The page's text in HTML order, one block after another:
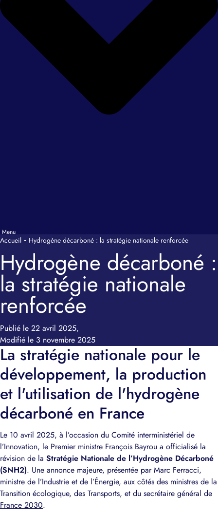
Accueil Hydrogène décarboné : la stratégie nationale renforcée
Hydrogène décarboné :
la stratégie nationale
renforcée
Publié le 22 avril 2025,
Modifié le 3 novembre 2025
La stratégie nationale pour le
développement, la production
et l'utilisation de l'hydrogène
décarboné en France
Le 10 avril 2025, à l’occasion du Comité interministériel de
l’Innovation, le Premier ministre François Bayrou a officialisé la
révision de la Stratégie Nationale de l’Hydrogène Décarboné
(SNH2). Une annonce majeure, présentée par Marc Ferracci,
ministre de l’Industrie et de l’Énergie, aux côtés des ministres de la
Transition écologique, des Transports, et du secrétaire général de
France 2030.